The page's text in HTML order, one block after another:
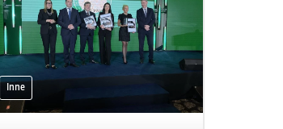
Inne